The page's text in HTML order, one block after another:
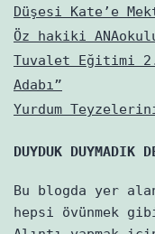
Düşesi Kate’e
Öz hakiki
Tuvalet Eğitimi
Adabı”
Yurdum
DUYDUK DUYMADIK
Bu blogda yer
hepsi övünmek